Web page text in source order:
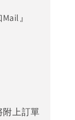
』
附上訂單